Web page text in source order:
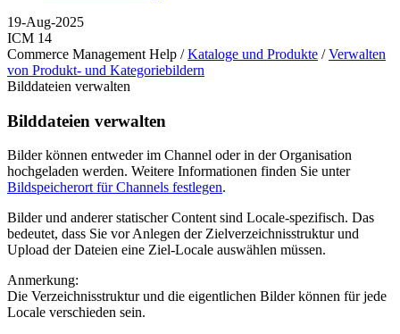
19-Aug-2025
ICM 14
Commerce Management Help /Kataloge und Produkte /Verwalten
von Produkt- und Kategoriebildern
Bilddateien verwalten
Bilddateien verwalten
Bilder können entweder im Channel oder in der Organisation
hochgeladen werden. Weitere Informationen finden Sie unter
Bildspeicherort für Channels festlegen.
Bilder und anderer statischer Content sind Locale-spezifisch. Das
bedeutet, dass Sie vor Anlegen der Zielverzeichnisstruktur und
Upload der Dateien eine Ziel-Locale auswählen müssen.
Anmerkung:
Die Verzeichnisstruktur und die eigentlichen Bilder können für jede
Locale verschieden sein.